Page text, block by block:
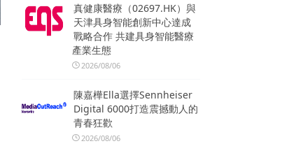
真健康醫療（02697.HK）與
天津具身智能創新中心達成
戰略合作 共建具身智能醫療
產業生態
2026/08/06
陳嘉樺Ella選擇Sennheiser
Digital 6000打造震撼動人的
青春狂歡
2026/08/06